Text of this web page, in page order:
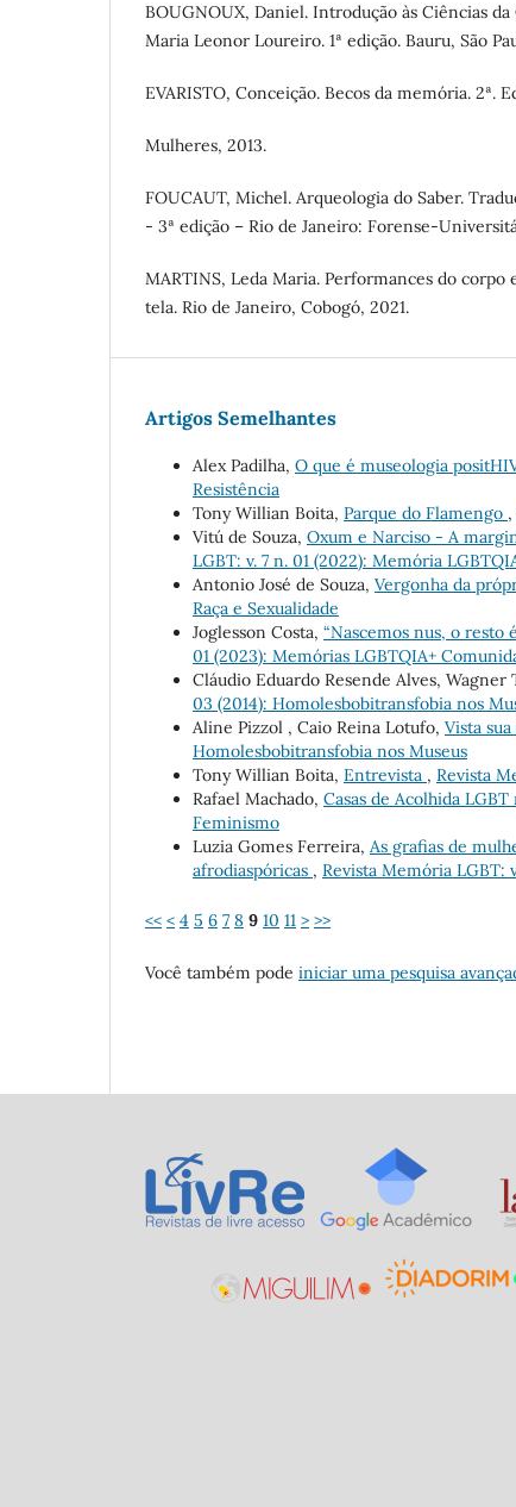
BOUGNOUX, Daniel. Introdução às Ciências da
Maria Leonor Loureiro. 1ª edição. Bauru, São
EVARISTO, Conceição. Becos da memória. 2ª.
Mulheres, 2013.
FOUCAUT, Michel. Arqueologia do Saber.
- 3ª edição – Rio de Janeiro: Forense-
MARTINS, Leda Maria. Performances do corpo
tela. Rio de Janeiro, Cobogó, 2021.
Artigos Semelhantes
Alex Padilha, O que é museologia
Resistência
Tony Willian Boita, Parque do Flamengo ,
Vitú de Souza, Oxum e Narciso - A
LGBT: v. 7 n. 01 (2022): Memória
Antonio José de Souza, Vergonha da
Raça e Sexualidade
Joglesson Costa, “Nascemos nus, o resto
01 (2023): Memórias LGBTQIA+
Cláudio Eduardo Resende Alves, Wagner
03 (2014): Homolesbobitransfobia nos
Aline Pizzol , Caio Reina Lotufo, Vista
Homolesbobitransfobia nos Museus
Tony Willian Boita, Entrevista , Revista
Rafael Machado, Casas de Acolhida
Feminismo
Luzia Gomes Ferreira, As grafias de
afrodiaspóricas , Revista Memória LGBT:
<< < 4 5 6 7 8 9 10 11 > >>
Você também pode iniciar uma pesquisa